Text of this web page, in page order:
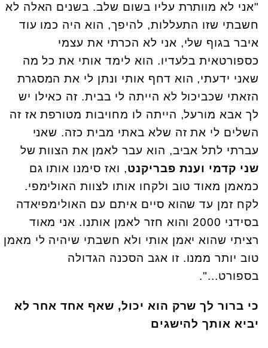
"אני לא מוותרת עליו בשום שלב. בשנים האלה לא
חשבתי שזו התעללות, להיפך, הוא היה כמו עוד
איבר בגוף שלי, אני לא הכרתי את עצמי
כספורטאית בלעדיו. הוא לימד אותי את כל מה
שאני ידעתי, הוא דחף אותי ונתן לי את המסגרת
הזאתי שכביכול לא הייתה לי בבית. זה כאילו יש
לך אבא מורעל, הייתה לו מחויבות מטורפת אז זה
השלים לי את זה שלא באתי מבית כזה. שאני
עברתי לתל אביב, הוא עבר לאמן את הצוות של
שני קדמי וענת פבריקנט, ואז סימנו אותו גם
כמאמן מאוד טוב ולקחו אותו לצוות האולימפי.
לקח זמן עד שהוא סיים איתם עם האולימפיאדה
בסידני 2000 והוא חזר לאמן אותנו. אני מאוד
רציתי שהוא יאמן אותי ולא חשבתי שיהיה לי מאמן
טוב יותר ממנו. זו אגב הסכנה הגדולה
בספורט...".
כי ברור לך שרק הוא יכול, שאף אחד אחר לא
יביא אותך להישגים